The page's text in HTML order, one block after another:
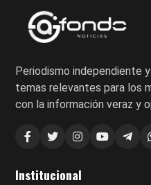
Periodismo independiente
temas relevantes para los
con la información veraz y
Institucional